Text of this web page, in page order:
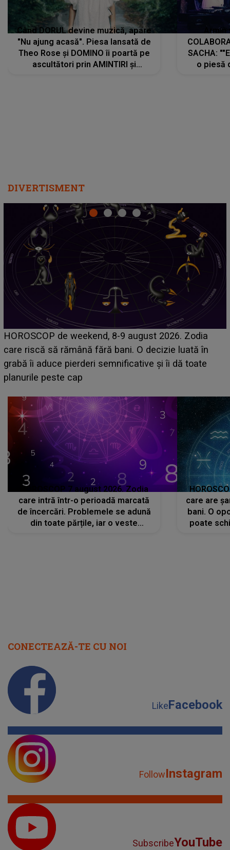
Când DORUL devine muzică, apare
"Nu ajung acasă". Piesa lansată de
Theo Rose și DOMINO îi poartă pe
ascultători prin AMINTIRI și
SACHA:
o piesă
DIVERTISMENT
Emanuel a ținut ACEST DETALIU ASCUNS până
acum! În fața Alexandrei, concurentul din Casa Iubirii
face o MĂRTURISIRE NEAȘTEPTATĂ despre mama
sa: "I-am spus și ei în față, eu nu te iubesc pentru
HOROSCOP 7 august 2026. Zodia
care intră într-o perioadă marcată
de încercări. Problemele se adună
din toate părțile, iar o veste
care are
bani. O
poate
CONECTEAZĂ-TE CU NOI
LikeFacebook
FollowInstagram
SubscribeYouTube